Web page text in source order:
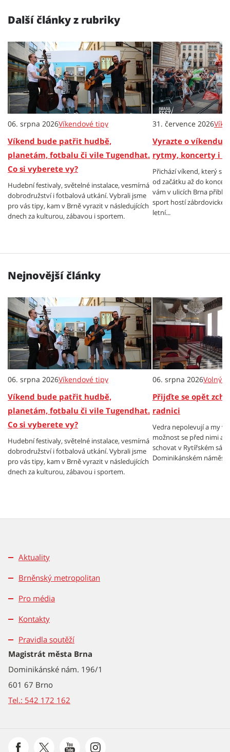
Další články z rubriky
06. srpna 2026Víkendové tipy
Víkend bude patřit hudbě,
planetám, fotbalu či vile Tugendhat.
Co si vyberete vy?
Hudební festivaly, světelné instalace, vesmírná
dobrodružství i fotbalová utkání. Vybrali jsme
pro vás tipy, kam v Brně vyrazit v následujících
dnech za kulturou, zábavou i sportem.
31. července 2026
Vyrazte o víkendu
rytmy, koncerty i
Přichází víkend, který
od začátku až do konce.
vám v ulicích Brna
sport hostí zábrdovické
letní...
Nejnovější články
06. srpna 2026Víkendové tipy
Víkend bude patřit hudbě,
planetám, fotbalu či vile Tugendhat.
Co si vyberete vy?
Hudební festivaly, světelné instalace, vesmírná
dobrodružství i fotbalová utkání. Vybrali jsme
pro vás tipy, kam v Brně vyrazit v následujících
dnech za kulturou, zábavou i sportem.
06. srpna 2026Volný
Přijďte se opět
radnici
Vedra nepolevují a my
možnost se před nimi
schovat v Rytířském
Dominikánském náměstí.
Aktuality
Brněnský metropolitan
Pro média
Kontakty
Pravidla soutěží
Magistrát města Brna
Dominikánské nám. 196/1
601 67 Brno
Tel.: 542 172 162